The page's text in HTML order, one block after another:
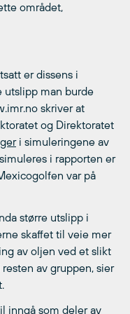
området,
er dissens i
utslipp man burde
skriver at
og Direktoratet
i simuleringene av
i rapporten er
var på
større utslipp i
skaffet til veie mer
av oljen ved et slikt
av gruppen, sier
inngå som deler av